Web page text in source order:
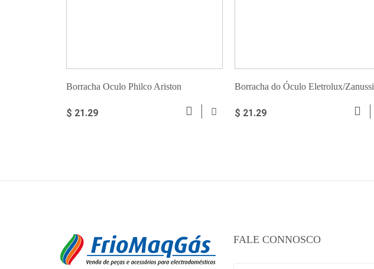
Borracha Oculo Philco Ariston
$ 21.29
Borracha do Óculo Eletrolux/Zanussi
$ 21.29
FALE CONNOSCO